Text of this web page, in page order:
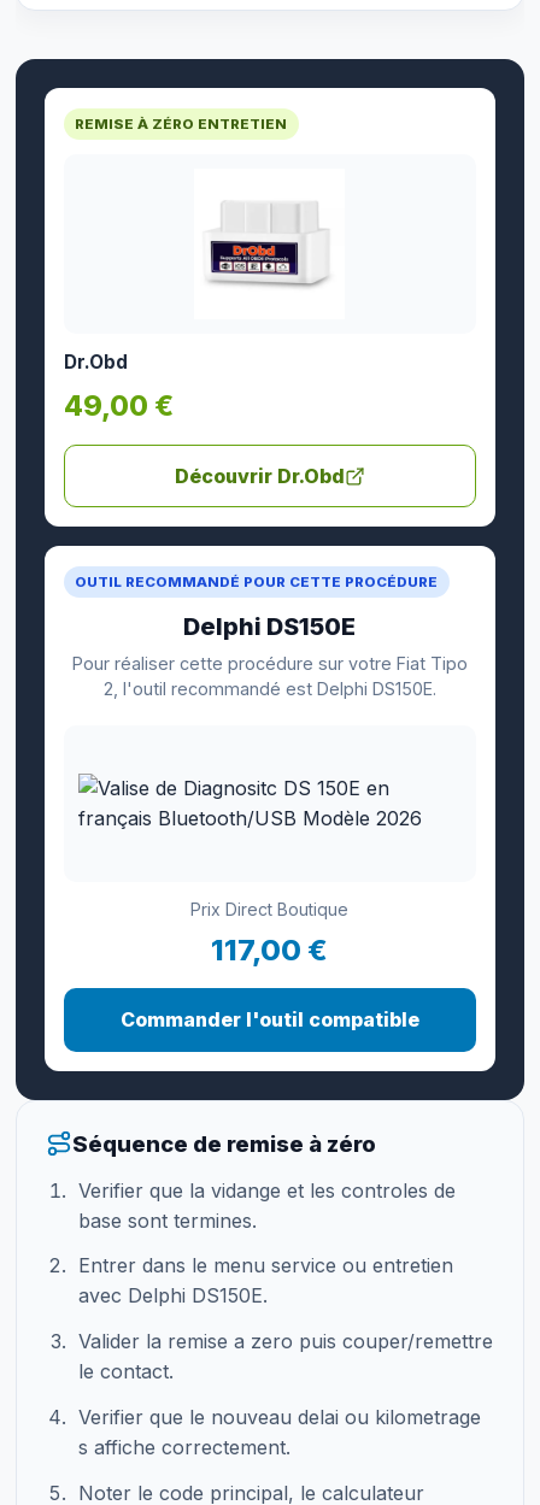
OUTIL RECOMMANDÉ POUR CETTE PROCÉDURE
Delphi DS150E
Pour réaliser cette procédure sur votre Fiat Tipo
2, l'outil recommandé est Delphi DS150E.
Prix Direct Boutique
117,00 €
Commander l'outil compatible
REMISE À ZÉRO ENTRETIEN
Dr.Obd
49,00 €
Découvrir Dr.Obd
Séquence de remise à zéro
Verifier que la vidange et les controles de
base sont termines.
Entrer dans le menu service ou entretien
avec Delphi DS150E.
Valider la remise a zero puis couper/remettre
le contact.
Verifier que le nouveau delai ou kilometrage
s affiche correctement.
Noter le code principal, le calculateur